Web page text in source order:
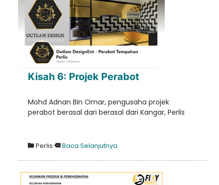
Kisah 6: Projek Perabot
Mohd Adnan Bin Omar, pengusaha projek
perabot berasal dari berasal dari Kangar, Perlis
Perlis Baca Selanjutnya